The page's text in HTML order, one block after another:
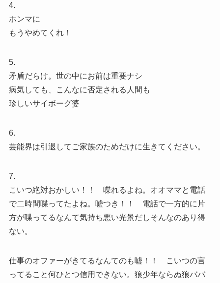
4.
ホンマに
もうやめてくれ！
5.
矛盾だらけ。世の中にお前は重要ナシ
病気しても、こんなに否定される人間も
珍しいサイボーグ婆
6.
芸能界は引退してご家族のためだけに生きてください。
7.
こいつ絶対おかしい！！ 喋れるよね。オオママと電話
で二時間喋ってたよね。嘘つき！！ 電話で一方的に片
方が喋ってるなんて気持ち悪い光景だしそんなのあり得
ない。
仕事のオファーがきてるなんてのも嘘！！ こいつの言
ってること何ひとつ信用できない。狼少年ならぬ狼ババ